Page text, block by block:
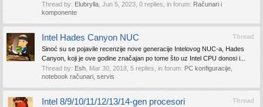
Thread by: Elubrylla Jun 5, 2023 , 0 replies, in forum: Računari i
komponente
Thread
Intel Hades Canyon NUC
Sinoć su se pojavile recenzije nove generacije Intelovog NUC-a, Hades
Canyon, koji je ove godine značajan po tome što uz Intel CPU donosi i...
Thread by: Esh Mar 30, 2018 , 5 replies, in forum: PC konfiguracije,
notebook računari, servis
Thread
Intel 8/9/10/11/12/13/14-gen procesori